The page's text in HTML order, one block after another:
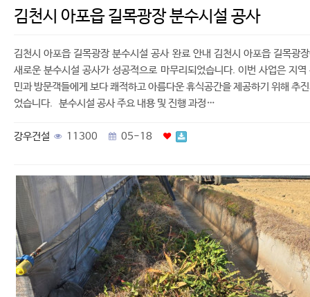
김천시 아포읍 길목광장 분수시설 공사
김천시 아포읍 길목광장 분수시설 공사 완료 안내 김천시 아포읍 길목광
새로운 분수시설 공사가 성공적으로 마무리되었습니다. 이번 사업은 지역
민과 방문객들에게 보다 쾌적하고 아름다운 휴식공간을 제공하기 위해 추
었습니다. 분수시설 공사 주요 내용 및 진행 과정…
강우건설 11300 05-18